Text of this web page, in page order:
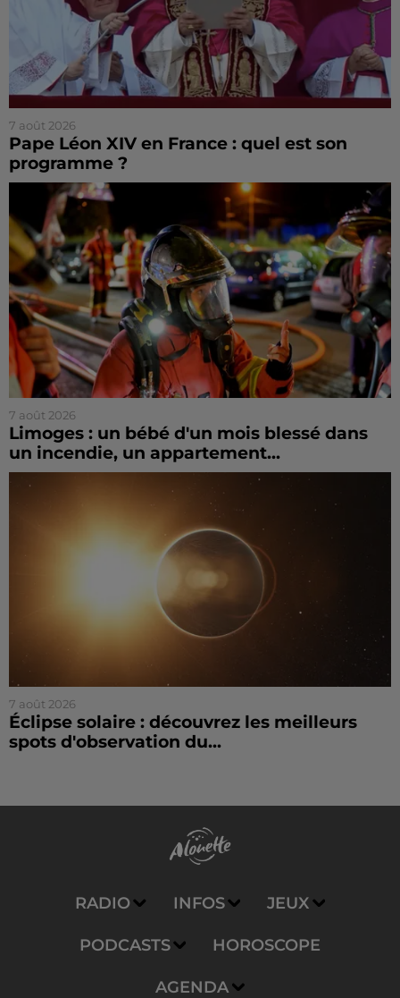
7 août 2026
Pape Léon XIV en France : quel est son
programme ?
7 août 2026
Limoges : un bébé d'un mois blessé dans
un incendie, un appartement...
7 août 2026
Éclipse solaire : découvrez les meilleurs
spots d'observation du...
RADIO INFOS JEUX
PODCASTS HOROSCOPE
AGENDA